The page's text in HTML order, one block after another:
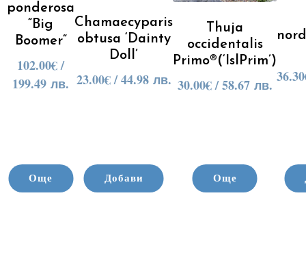
ponderosa
“Big
Boomer“
102.00€/
199.49 лв.
Още
Chamaecyparis
obtusa ‘Dainty
Doll’
23.00€/ 44.98 лв.
Добави
Thuja
occidentalis
Primo®(‘IslPrim’)
30.00€/ 58.67 лв.
Още
36.30